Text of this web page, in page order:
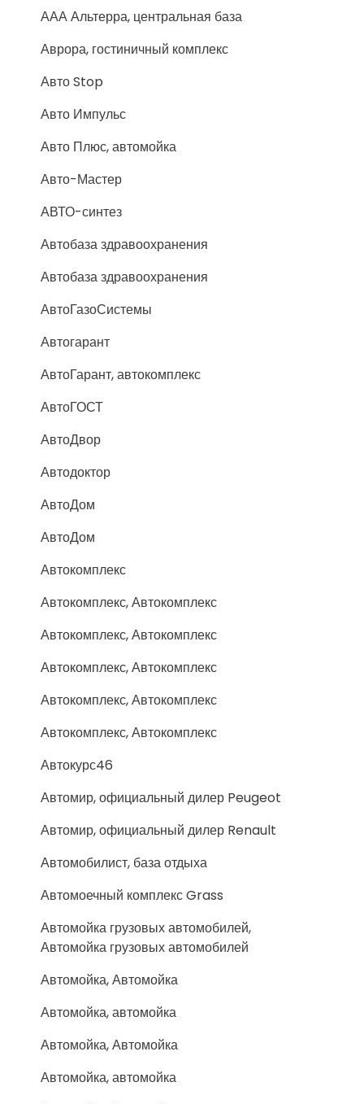
ААА Альтерра, центральная база
Аврора, гостиничный комплекс
Авто Stop
Авто Импульс
Авто Плюс, автомойка
Авто-Мастер
АВТО-синтез
Автобаза здравоохранения
Автобаза здравоохранения
АвтоГазоСистемы
Автогарант
АвтоГарант, автокомплекс
АвтоГОСТ
АвтоДвор
Автодоктор
АвтоДом
АвтоДом
Автокомплекс
Автокомплекс, Автокомплекс
Автокомплекс, Автокомплекс
Автокомплекс, Автокомплекс
Автокомплекс, Автокомплекс
Автокомплекс, Автокомплекс
Автокурс46
Автомир, официальный дилер Peugeot
Автомир, официальный дилер Renault
Автомобилист, база отдыха
Автомоечный комплекс Grass
Автомойка грузовых автомобилей,
Автомойка грузовых автомобилей
Автомойка, Автомойка
Автомойка, автомойка
Автомойка, Автомойка
Автомойка, автомойка